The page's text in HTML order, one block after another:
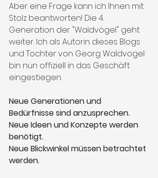
Aber eine Frage kann ich Ihnen mit
Stolz beantworten! Die 4.
Generation der "Waldvögel" geht
weiter. Ich als Autorin dieses Blogs
und Tochter von Georg Waldvogel
bin nun offiziell in das Geschäft
eingestiegen.
Neue Generationen und
Bedürfnisse sind anzusprechen.
Neue Ideen und Konzepte werden
benötigt.
Neue Blickwinkel müssen betrachtet
werden.